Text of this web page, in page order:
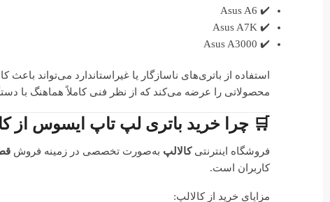
✔️ Asus A6
✔️ Asus A7K
✔️ Asus A3000
استفاده از باتری‌های ناسازگار یا غیراستاندارد می‌تواند
محصولاتی را عرضه می‌کند که از نظر فنی کاملاً هماهنگ با
🛒 چرا خرید باتری لپ تاپ ایسوس از
فروشگاه اینترنتیکالالپ به‌صورت تخصصی در زمینه فروش
کاربران است.
مزایای خرید از کالالپ: